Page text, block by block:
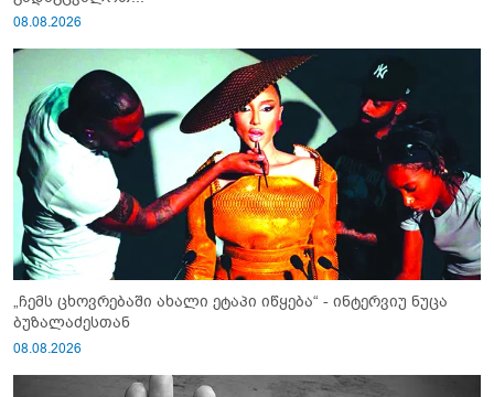
08.08.2026
„ჩემს ცხოვრებაში ახალი ეტაპი იწყება“ - ინტერვიუ ნუცა
ბუზალაძესთან
08.08.2026